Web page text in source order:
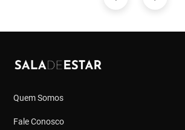
Quem Somos
Fale Conosco